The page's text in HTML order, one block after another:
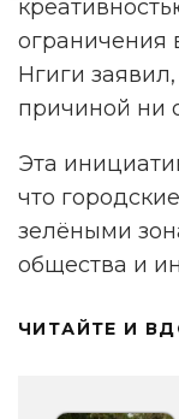
ограничения
Нгиги заявил,
причиной ни
Эта
что
зелёными
общества и
ЧИТАЙТЕ И